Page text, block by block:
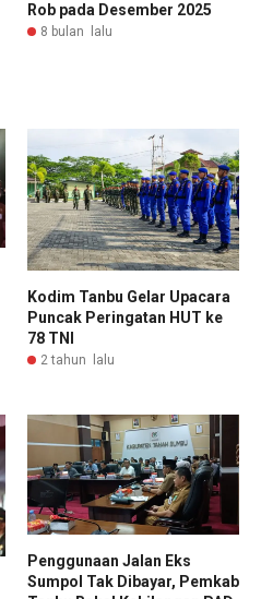
Rob pada Desember 2025
8 bulan lalu
Kodim Tanbu Gelar Upacara
Puncak Peringatan HUT ke
78 TNI
2 tahun lalu
Penggunaan Jalan Eks
Sumpol Tak Dibayar, Pemkab